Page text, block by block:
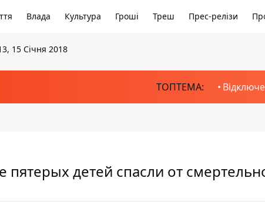
Влада Культура Гроші Треш Прес-релізи
15 Січня 2018
ТОПТЕМА:
пятерых детей спасли от